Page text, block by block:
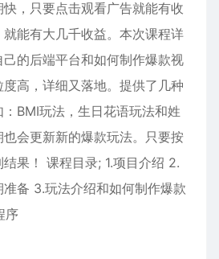
，只要点击观看广告就能有收
能有大几千收益。本次课程详
的后端平台和如何制作爆款视
高，详细又落地。提供了几种
BMI玩法，生日花语玩法和姓
会更新新的爆款玩法。只要按
果！ 课程目录; 1.项目介绍 2.
备 3.玩法介绍和如何制作爆款
序